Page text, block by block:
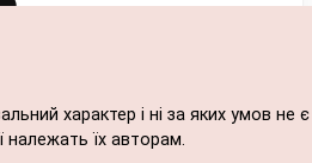
і сиропу)
характер і ні за яких умов
належать їх авторам.